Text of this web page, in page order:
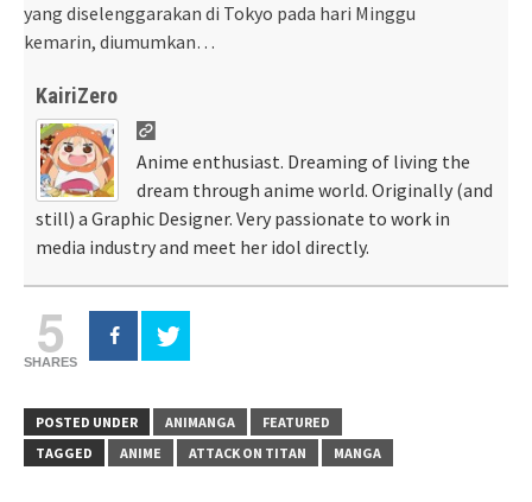
yang diselenggarakan di Tokyo pada hari Minggu
kemarin, diumumkan…
KairiZero
Anime enthusiast. Dreaming of living the
dream through anime world. Originally (and
still) a Graphic Designer. Very passionate to work in
media industry and meet her idol directly.
5
SHARES
POSTED UNDER ANIMANGA
FEATURED
TAGGED
ANIME ATTACK ON TITAN MANGA